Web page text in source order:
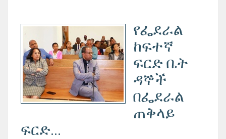
የፌደራል
ከፍተኛ
ፍርድ ቤት
ዳኞች
በፌደራል
ጠቅላይ
ፍርድ...